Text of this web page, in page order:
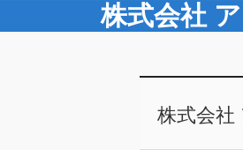
株式会社
株式会社